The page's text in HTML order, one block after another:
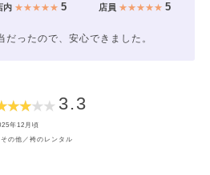
内★★★★★ 5 店員 ★★★★★5
ったので、安心できました。
3.3
年12月頃
の他／袴のレンタル